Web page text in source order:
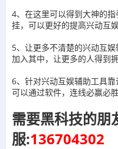
4、在这里可以得到大神的
挂，可以更好的提高兴动互
5、让更多不清楚的兴动互
加入其中，让更多的人得到
6、针对兴动互娱辅助工具
可以通过软件，连线必赢必胜
需要黑科技的朋
服:136704302